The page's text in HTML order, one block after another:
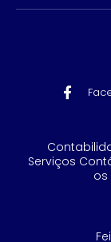
Serviços
os